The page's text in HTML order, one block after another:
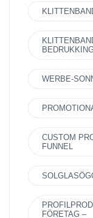
WERBE-
CUSTOM
FUNNEL
FÖRETAG –